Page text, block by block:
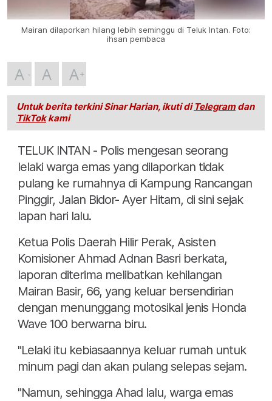
Mairan dilaporkan hilang lebih seminggu di Teluk Intan. Foto:
ihsan pembaca
A A A
Untuk berita terkini Sinar Harian, ikuti di Telegramdan
TikTokkami
TELUK INTAN - Polis mengesan seorang
lelaki warga emas yang dilaporkan tidak
pulang ke rumahnya di Kampung Rancangan
Pinggir, Jalan Bidor- Ayer Hitam, di sini sejak
lapan hari lalu.
Ketua Polis Daerah Hilir Perak, Asisten
Komisioner Ahmad Adnan Basri berkata,
laporan diterima melibatkan kehilangan
Mairan Basir, 66, yang keluar bersendirian
dengan menunggang motosikal jenis Honda
Wave 100 berwarna biru.
"Lelaki itu kebiasaannya keluar rumah untuk
minum pagi dan akan pulang selepas sejam.
"Namun, sehingga Ahad lalu, warga emas